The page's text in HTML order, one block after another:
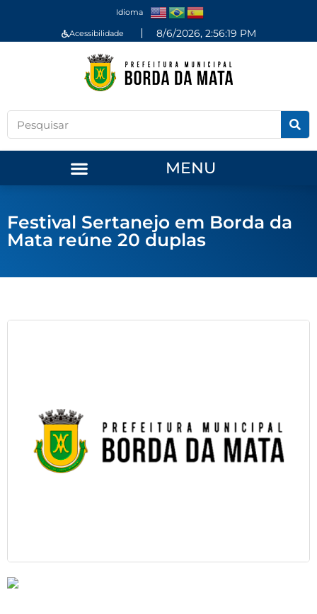
Idioma
Acessibilidade 8/6/2026, 2:56:19 PM
MENU
Festival Sertanejo em Borda da
Mata reúne 20 duplas